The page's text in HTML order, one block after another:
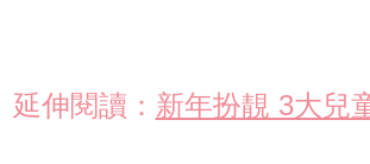
延伸閱讀： 新年扮靚 3大兒